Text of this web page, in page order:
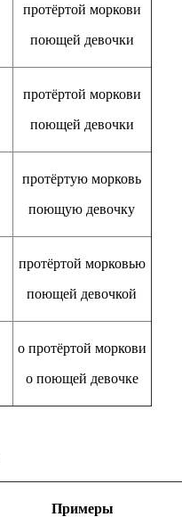
протёртой моркови
поющей девочки
протёртой моркови
поющей девочки
протёртую морковь
поющую девочку
протёртой морковью
поющей девочкой
о протёртой моркови
о поющей девочке
Примеры